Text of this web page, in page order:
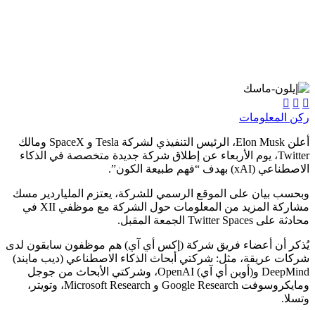
  
ركن المعلومات
أعلن Elon Musk، الرئيس التنفيذي لشركة Tesla و SpaceX ومالك
Twitter، يوم الأربعاء عن إطلاق شركة جديدة متخصصة في الذكاء
الاصطناعي (xAI) بهدف “فهم طبيعة الكون”.
وبحسب بيان على الموقع الرسمي للشركة، يعتزم الملياردير مسك
مشاركة المزيد من المعلومات حول الشركة مع موظفي XII في
محادثة على Twitter Spaces الجمعة المقبل.
يُذكر أن أعضاء فريق شركة (إكس أي آي) هم موظفون سابقون لدى
شركات عريقة، مثل: شركتي أبحاث الذكاء الاصطناعي (ديب مايند)
DeepMind و(أوبن أي آي) OpenAI، وشركتي الأبحاث من جوجل
ومايكروسوفت Google Research و Microsoft Research، وتويتر،
وتسلا.